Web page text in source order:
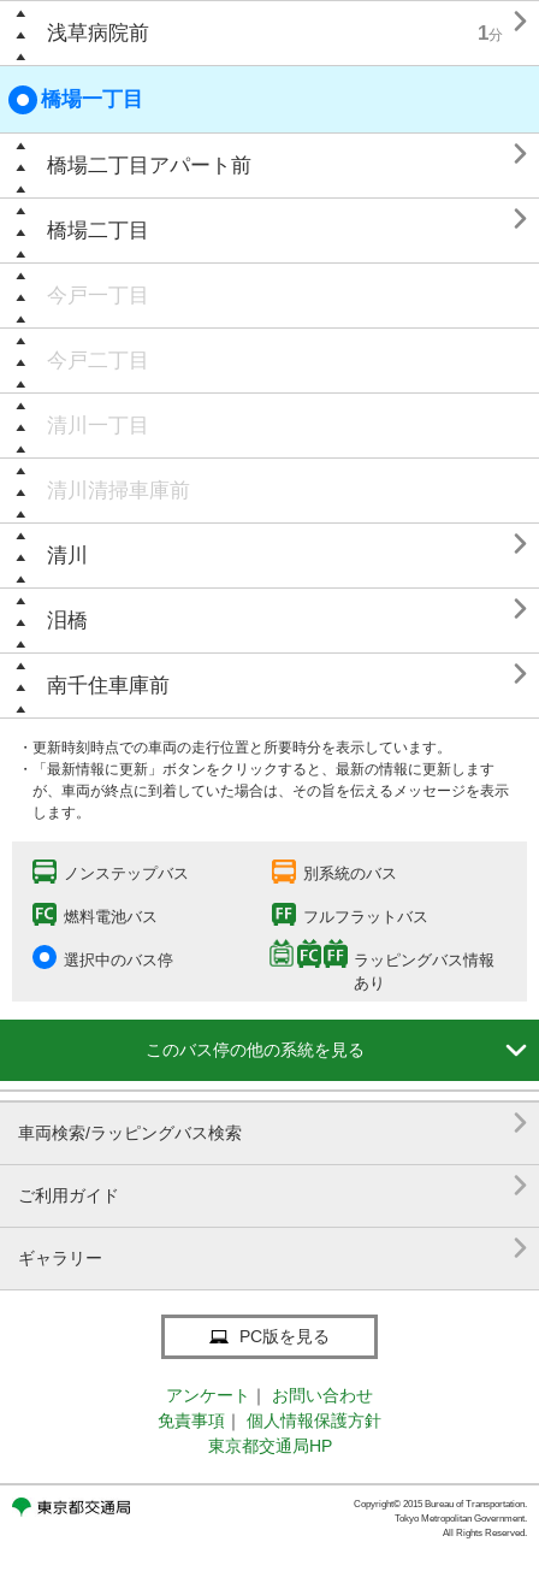
浅草病院前 1分 
橋場一丁目
橋場二丁目アパート前 
橋場二丁目 
今戸一丁目
今戸二丁目
清川一丁目
清川清掃車庫前
清川 
泪橋 
南千住車庫前 
・更新時刻時点での車両の走行位置と所要時分を表示しています。
・「最新情報に更新」ボタンをクリックすると、最新の情報に更新します
が、車両が終点に到着していた場合は、その旨を伝えるメッセージを表示
します。
ノンステップバス 別系統のバス
燃料電池バス フルフラットバス
選択中のバス停
ラッピングバス情報
あり
このバス停の他の系統を見る 
車両検索/ラッピングバス検索 
ご利用ガイド 
ギャラリー 
PC版を見る
アンケート ｜
お問い合わせ
免責事項 ｜
個人情報保護方針
東京都交通局HP
Copyright© 2015 Bureau of Transportation.
Tokyo Metropolitan Government.
All Rights Reserved.